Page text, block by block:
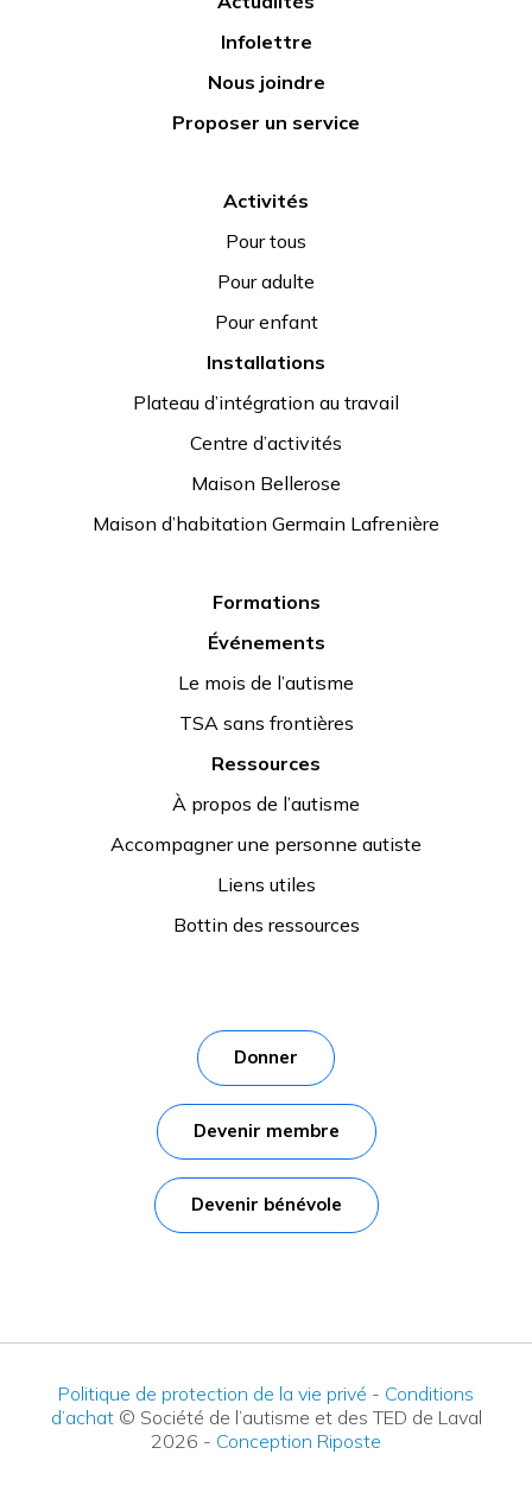
Infolettre
Nous joindre
Proposer un service
Activités
Pour tous
Pour adulte
Pour enfant
Installations
Plateau d’intégration au travail
Centre d’activités
Maison Bellerose
Maison d’habitation Germain Lafrenière
Formations
Événements
Le mois de l’autisme
TSA sans frontières
Ressources
À propos de l’autisme
Accompagner une personne autiste
Liens utiles
Bottin des ressources
Donner
Devenir membre
Devenir bénévole
Politique de protection de la vie privé - Conditions
d’achat© Société de l’autisme et des TED de Laval
2026 - Conception Riposte